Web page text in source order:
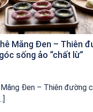
Măng Đen – Thiên
sống ảo “chất lừ”
Măng Đen – Thiên đường